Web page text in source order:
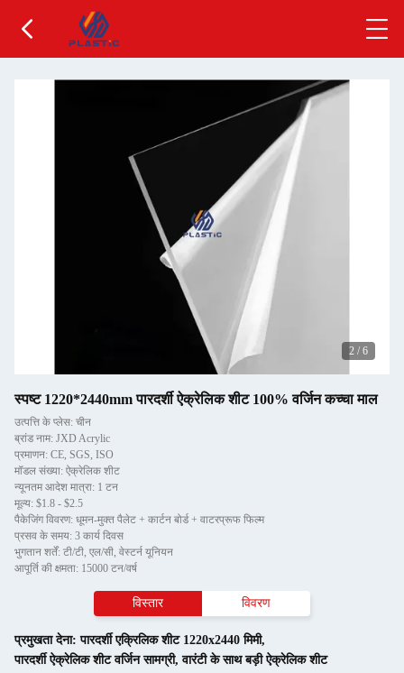
2 / 6
स्पष्ट 1220*2440mm पारदर्शी ऐक्रेलिक शीट 100% वर्जिन कच्चा माल
उत्पत्ति के प्लेस: चीन
ब्रांड नाम: JXD Acrylic
प्रमाणन: CE, SGS, ISO
मॉडल संख्या: ऐक्रेलिक शीट
न्यूनतम आदेश मात्रा: 1 टन
मूल्य: $1.8 - $2.5
पैकेजिंग विवरण: धूमन-मुक्त पैलेट + कार्टन बोर्ड + वाटरप्रूफ फिल्म
प्रसव के समय: 3 कार्य दिवस
भुगतान शर्तें: टी/टी, एल/सी, वेस्टर्न यूनियन
आपूर्ति की क्षमता: 15000 टन/वर्ष
विस्तार विवरण
प्रमुखता देना:पारदर्शी एक्रिलिक शीट 1220x2440 मिमी,
पारदर्शी ऐक्रेलिक शीट वर्जिन सामग्री,वारंटी के साथ बड़ी ऐक्रेलिक शीट